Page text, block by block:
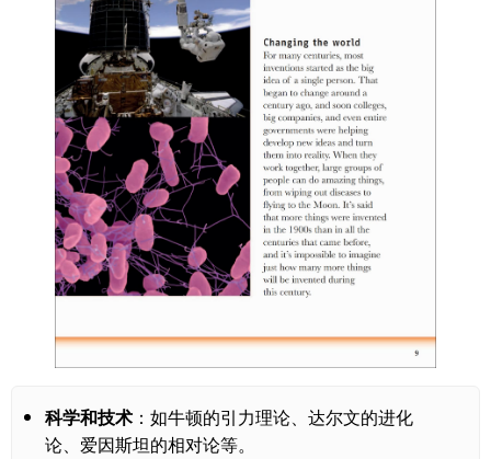
科学和技术 ：如牛顿的引力理论、达尔文的进化
论、爱因斯坦的相对论等。